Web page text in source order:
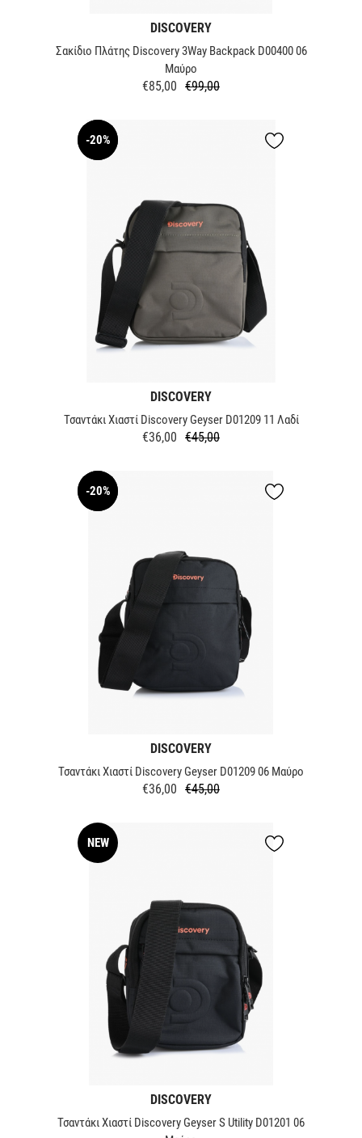
DISCOVERY
Σακίδιο Πλάτης Discovery 3Way Backpack D00400 06
Μαύρο
Κανονική
€99,00
Τιμή
€85,00
NEW
-20%
DISCOVERY
Τσαντάκι Χιαστί Discovery Geyser D01209 11 Λαδί
Κανονική
€45,00
Τιμή
€36,00
NEW
-20%
DISCOVERY
Τσαντάκι Χιαστί Discovery Geyser D01209 06 Μαύρο
Κανονική
€45,00
Τιμή
€36,00
NEW
DISCOVERY
Τσαντάκι Χιαστί Discovery Geyser S Utility D01201 06